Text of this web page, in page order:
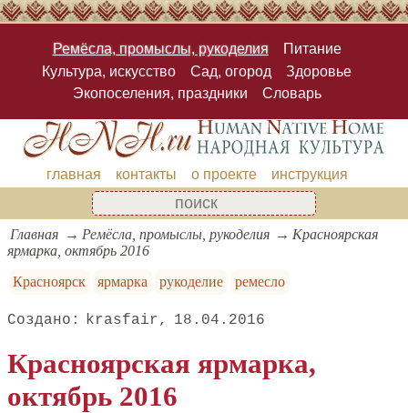
Ремёсла, промыслы, рукоделия
Питание
Культура, искусство
Сад, огород
Здоровье
Экопоселения, праздники
Словарь
главная контакты о проекте инструкция
Главная Ремёсла, промыслы, рукоделия
Красноярская
ярмарка, октябрь 2016
Красноярск
ярмарка рукоделие ремесло
krasfair 18.04.2016
Красноярская ярмарка,
октябрь 2016